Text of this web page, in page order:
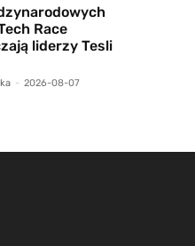
Race
liderzy Tesli
- 2026-08-07